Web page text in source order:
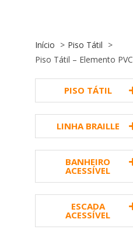
Início
Piso Tátil
Piso Tátil – Elemento PVC
PISO TÁTIL
LINHA BRAILLE
BANHEIRO
ACESSÍVEL
ESCADA
ACESSÍVEL